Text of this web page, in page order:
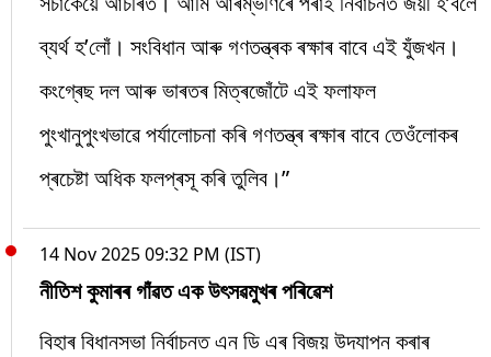
ব্যৰ্থ হ’লোঁ। সংবিধান আৰু গণতন্ত্ৰক ৰক্ষাৰ বাবে এই যুঁজখন।
কংগ্ৰেছ দল আৰু ভাৰতৰ মিত্ৰজোঁটে এই ফলাফল
পুংখানুপুংখভাৱে পৰ্যালোচনা কৰি গণতন্ত্ৰ ৰক্ষাৰ বাবে তেওঁলোকৰ
প্ৰচেষ্টা অধিক ফলপ্ৰসূ কৰি তুলিব।”
14 Nov 2025 09:32 PM (IST)
নীতিশ কুমাৰৰ গাঁৱত এক উৎসৱমুখৰ পৰিৱেশ
বিহাৰ বিধানসভা নিৰ্বাচনত এন ডি এৰ বিজয় উদযাপন কৰাৰ